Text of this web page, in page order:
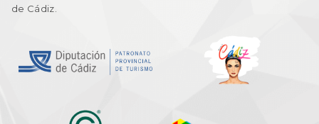
de Cádiz.